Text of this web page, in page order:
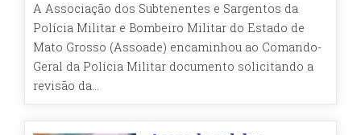
A Associação dos Subtenentes e Sargentos da
Polícia Militar e Bombeiro Militar do Estado de
Mato Grosso (Assoade) encaminhou ao Comando-
Geral da Polícia Militar documento solicitando a
revisão da...